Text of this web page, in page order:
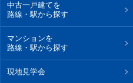
中古一戸建てを
路線・駅から探す
マンションを
路線・駅から探す
現地見学会